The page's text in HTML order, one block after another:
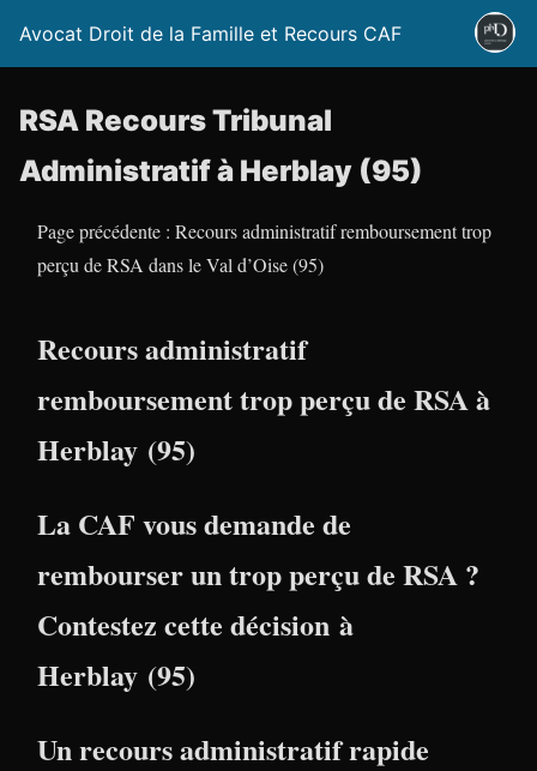
Avocat Droit de la Famille et Recours CAF
RSA Recours Tribunal
Administratif à Herblay (95)
Page précédente : Recours administratif remboursement trop
perçu de RSA dans le Val d’Oise (95)
Recours administratif
remboursement trop perçu de RSA à
Herblay (95)
La CAF vous demande de
rembourser un trop perçu de RSA ?
Contestez cette décision à
Herblay (95)
Un recours administratif rapide